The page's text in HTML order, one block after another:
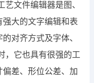
文件编辑器是图、
大的文字编辑和表
对齐方式及字体、
，它也具有很强的工
差、形位公差、加